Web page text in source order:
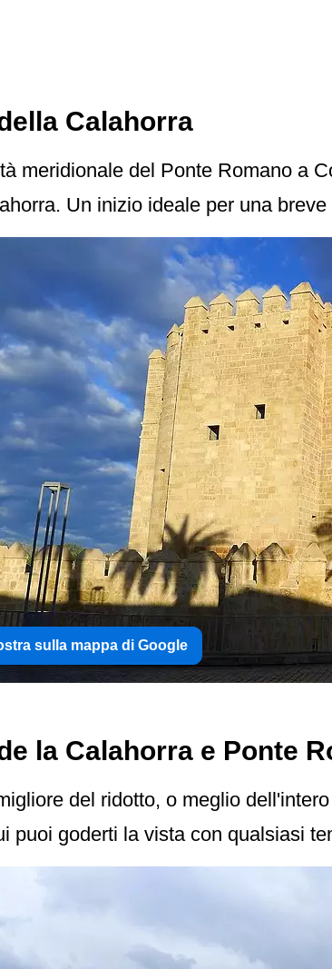
Calahorra
meridionale del Ponte Romano a
Un inizio ideale per una
sulla mappa di Google
la Calahorra e Ponte
del ridotto, o meglio
puoi goderti la vista con qualsiasi